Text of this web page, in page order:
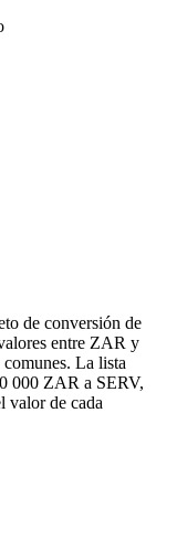
de conversión de
entre ZAR y
La lista
000 ZAR a SERV,
valor de cada